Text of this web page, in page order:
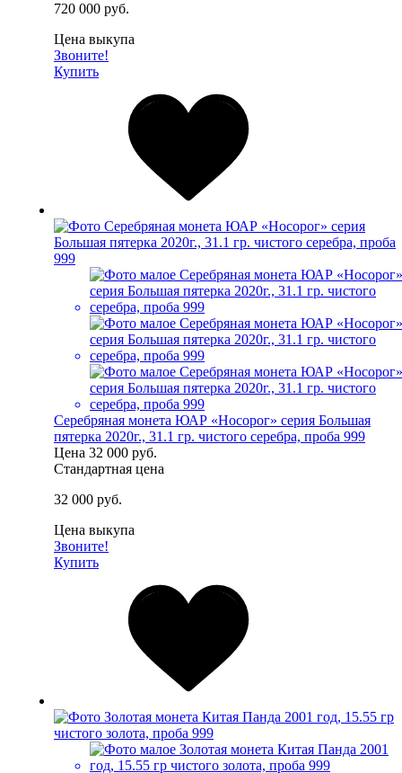
720 000 руб.
Цена выкупа
Звоните!
Купить
Серебряная монета ЮАР «Носорог» серия Большая
пятерка 2020г., 31.1 гр. чистого серебра, проба 999
Цена 32 000 руб.
Стандартная цена
32 000 руб.
Цена выкупа
Звоните!
Купить